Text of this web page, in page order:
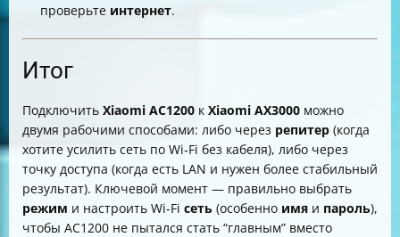
проверьте интернет.
Итог
Подключить Xiaomi AC1200 к Xiaomi AX3000 можно
двумя рабочими способами: либо через репитер (когда
хотите усилить сеть по Wi‑Fi без кабеля), либо через
точку доступа (когда есть LAN и нужен более стабильный
результат). Ключевой момент — правильно выбрать
режим и настроить Wi‑Fi сеть (особенно имя и пароль),
чтобы AC1200 не пытался стать “главным” вместо